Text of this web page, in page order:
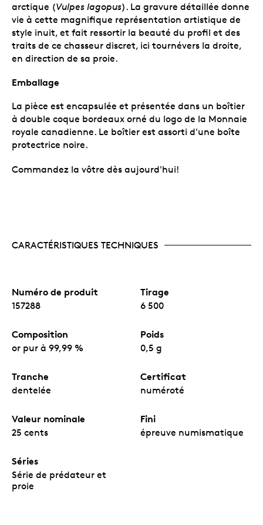
arctique (Vulpes lagopus). La gravure détaillée donne
vie à cette magnifique représentation artistique de
style inuit, et fait ressortir la beauté du profil et des
traits de ce chasseur discret, ici tournévers la droite,
en direction de sa proie.
Emballage
La pièce est encapsulée et présentée dans un boîtier
à double coque bordeaux orné du logo de la Monnaie
royale canadienne. Le boîtier est assorti d'une boîte
protectrice noire.
Commandez la vôtre dès aujourd'hui!
CARACTÉRISTIQUES TECHNIQUES
Numéro de produit
157288
Tirage
6 500
Composition
or pur à 99,99 %
Poids
0,5 g
Tranche
dentelée
Certificat
numéroté
Valeur nominale
25 cents
Fini
épreuve numismatique
Séries
Série de prédateur et
proie